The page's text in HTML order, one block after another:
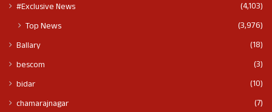
#Exclusive News (4,103)
Top News (3,976)
Ballary
(18)
bescom
(3)
bidar
(10)
chamarajnagar
(7)